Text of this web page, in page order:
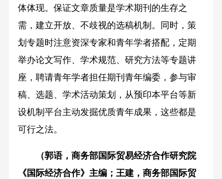
体体现。保证文章质量是学术期刊的生存之
需，建立开放、不歧视的选稿机制。同时，策
划专题时注意资深专家和青年学者搭配，定期
举办论文写作、学术规范、研究方法等专题讲
座，聘请青年学者担任期刊青年编委，参与审
稿、选题、学术活动策划，从预印本平台等新
设机制平台主动发掘优质青年成果，这些都是
可行之法。
（郭语，商务部国际贸易经济合作研究院
《国际经济合作》主编；王建，商务部国际贸